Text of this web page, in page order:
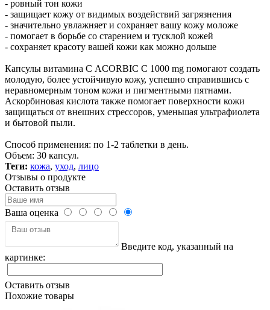
- ровный тон кожи
- защищает кожу от видимых воздействий загрязнения
- значительно увлажняет и сохраняет вашу кожу моложе
- помогает в борьбе со старением и тусклой кожей
- сохраняет красоту вашей кожи как можно дольше
Капсулы витамина С ACORBIC C 1000 mg помогают создать
молодую, более устойчивую кожу, успешно справившись с
неравномерным тоном кожи и пигментными пятнами.
Аскорбиновая кислота также помогает поверхности кожи
защищаться от внешних стрессоров, уменьшая ультрафиолета
и бытовой пыли.
Способ применения: по 1-2 таблетки в день.
Объем: 30 капсул.
Теги: кожа, уход, лицо
Отзывы о продукте
Оставить отзыв
Ваша оценка
Введите код, указанный на
картинке:
Оставить отзыв
Похожие товары